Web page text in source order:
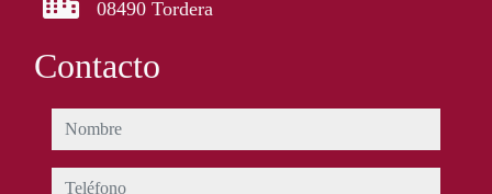
08490 Tordera
Contacto
nombre
teléfono